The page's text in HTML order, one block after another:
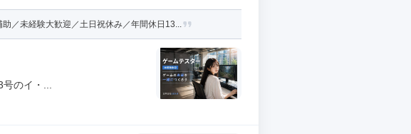
／未経験大歓迎／土日祝休み／年間休日13...
のイ・...